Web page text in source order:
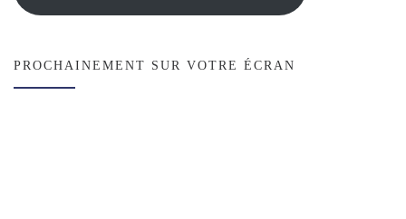
PROCHAINEMENT SUR VOTRE ÉCRAN